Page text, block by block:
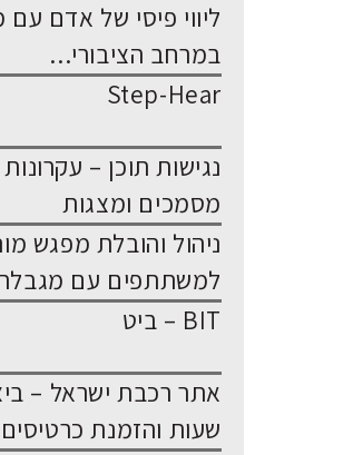
ליווי פיסי של אדם עם
במרחב הציבורי...
Step-Hear
נגישות תוכן –
מסמכים ומצגות
למשתתפים עם
BIT – ביט
אתר רכבת ישראל –
שעות והזמנת